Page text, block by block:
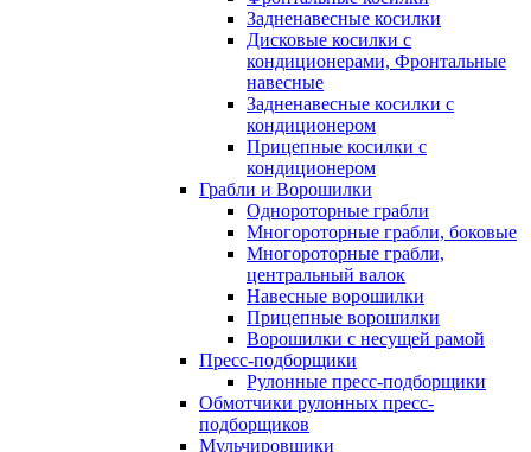
Задненавесные косилки
Дисковые косилки с
кондиционерами, Фронтальные
навесные
Задненавесные косилки c
кондиционером
Прицепные косилки с
кондиционером
Грабли и Ворошилки
Однороторные грабли
Многороторные грабли, боковые
Многороторные грабли,
центральный валок
Навесные ворошилки
Прицепные ворошилки
Ворошилки с несущей рамой
Пресс-подборщики
Рулонные пресс-подборщики
Обмотчики рулонных пресс-
подборщиков
Мульчировщики